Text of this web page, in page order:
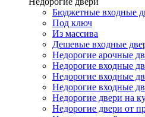
Бюджетные входные
Под ключ
Из массива
Дешевые входные
Недорогие арочные
Недорогие входные
Недорогие входные
Недорогие входные
Недорогие двери на
Недорогие двери от